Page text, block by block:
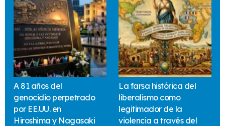
A 81 años del
genocidio perpetrado
por EE.UU. en
Hiroshima y Nagasaki
La farsa histórica del
liberalismo como
legitimador de la
violencia a través del